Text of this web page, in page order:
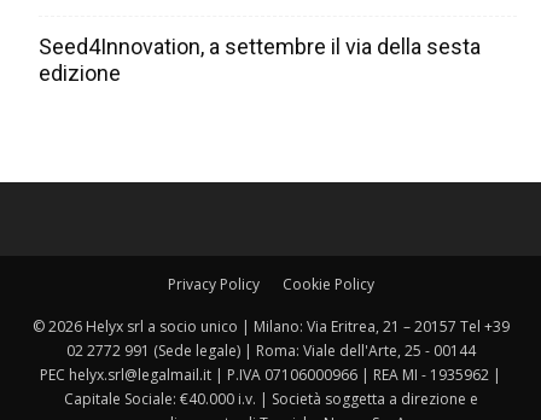
Seed4Innovation, a settembre il via della sesta
edizione
Privacy Policy Cookie Policy
© 2026 Helyx srl a socio unico | Milano: Via Eritrea, 21 – 20157 Tel +39
02 2772 991 (Sede legale) | Roma: Viale dell'Arte, 25 - 00144
PEC helyx.srl@legalmail.it | P.IVA 07106000966 | REA MI - 1935962 |
Capitale Sociale: €40.000 i.v. | Società soggetta a direzione e